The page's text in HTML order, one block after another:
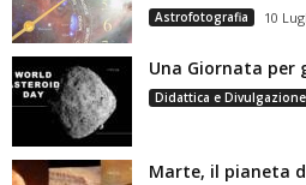
Astrofotografia 10
Una Giornata per
Didattica e Divulgazione
Marte, il pianeta